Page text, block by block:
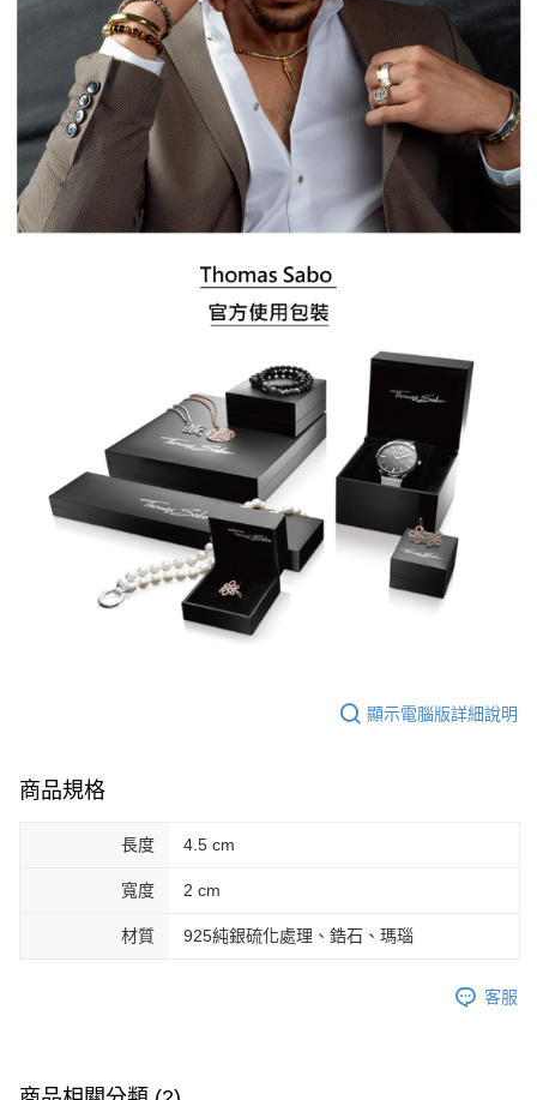
顯示電腦版詳細說明
商品規格
長度 4.5 cm
寬度 2 cm
材質 925純銀硫化處理、鋯石、瑪瑙
客服